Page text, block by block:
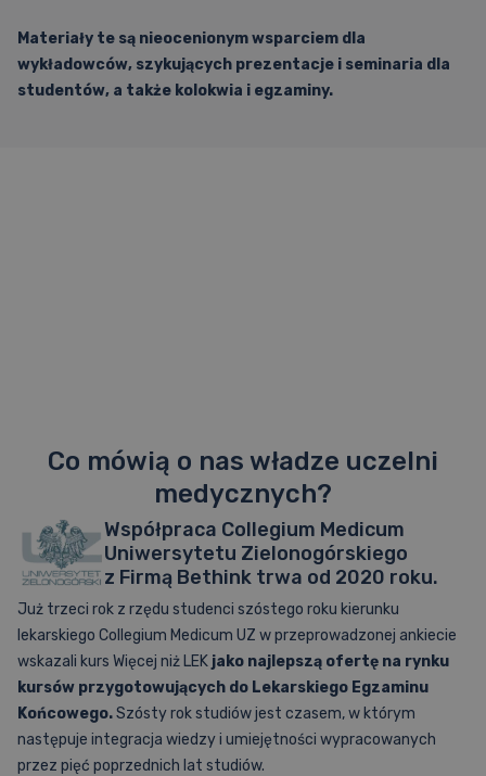
Materiały te są nieocenionym wsparciem dla
wykładowców, szykujących prezentacje i seminaria dla
studentów, a także kolokwia i egzaminy.
Co mówią o nas władze uczelni
medycznych?
Współpraca Collegium Medicum
Uniwersytetu Zielonogórskiego
z Firmą Bethink trwa od 2020 roku.
Już trzeci rok z rzędu studenci szóstego roku kierunku
lekarskiego Collegium Medicum UZ w przeprowadzonej ankiecie
wskazali kurs Więcej niż LEK jako najlepszą ofertę na rynku
kursów przygotowujących do Lekarskiego Egzaminu
Końcowego.Szósty rok studiów jest czasem, w którym
następuje integracja wiedzy i umiejętności wypracowanych
przez pięć poprzednich lat studiów.